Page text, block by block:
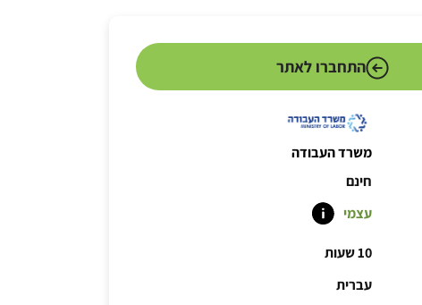
התחברו לאתר
משרד העבודה
חינם
עצמי
10 שעות
עברית